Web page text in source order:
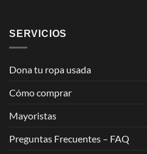
SERVICIOS
Dona tu ropa usada
Cómo comprar
Mayoristas
Preguntas Frecuentes – FAQ